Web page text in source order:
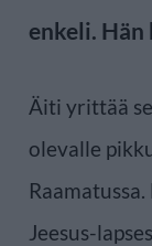
enkeli. Hän
Äiti yrittää
olevalle
Jeesus-